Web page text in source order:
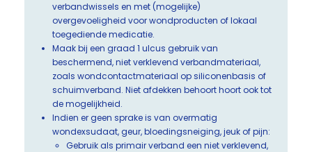
verbandwissels en met (mogelijke)
overgevoeligheid voor wondproducten of lokaal
toegediende medicatie.
Maak bij een graad 1 ulcus gebruik van
beschermend, niet verklevend verbandmateriaal,
zoals wondcontactmateriaal op siliconenbasis of
schuimverband. Niet afdekken behoort hoort ook tot
de mogelijkheid.
Indien er geen sprake is van overmatig
wondexsudaat, geur, bloedingsneiging, jeuk of pijn:
Gebruik als primair verband een niet verklevend,